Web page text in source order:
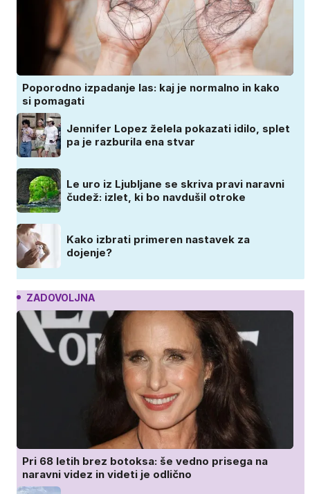
Poporodno izpadanje las: kaj je normalno in kako
si pomagati
Jennifer Lopez želela pokazati idilo, splet
pa je razburila ena stvar
Le uro iz Ljubljane se skriva pravi naravni
čudež: izlet, ki bo navdušil otroke
Kako izbrati primeren nastavek za
dojenje?
ZADOVOLJNA
Pri 68 letih brez botoksa: še vedno prisega na
naravni videz in videti je odlično